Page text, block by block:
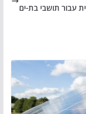
עבור תושבי בת-ים